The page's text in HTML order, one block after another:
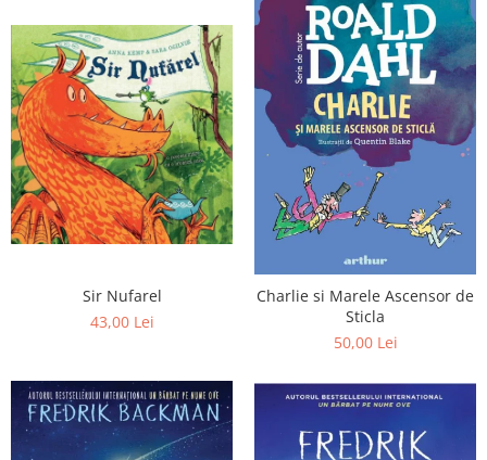
Sir Nufarel
43,00 Lei
Charlie si Marele Ascensor de
Sticla
50,00 Lei